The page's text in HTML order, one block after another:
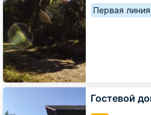
Первая линия
Гостевой
Гостевой
Подкова